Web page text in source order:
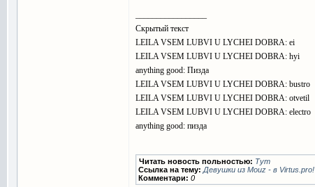
Скрытый текст
LEILA VSEM LUBVI U LYCHEI DOBRA: ei
LEILA VSEM LUBVI U LYCHEI DOBRA: hyi
anything good: Пизда
LEILA VSEM LUBVI U LYCHEI DOBRA: bustro
LEILA VSEM LUBVI U LYCHEI DOBRA: otvetil
LEILA VSEM LUBVI U LYCHEI DOBRA: electro
anything good: пизда
Читать новость польностью: Тут
Ссылка на тему: Девушки из Mouz - в Virtus.pro!
Комментари: 0